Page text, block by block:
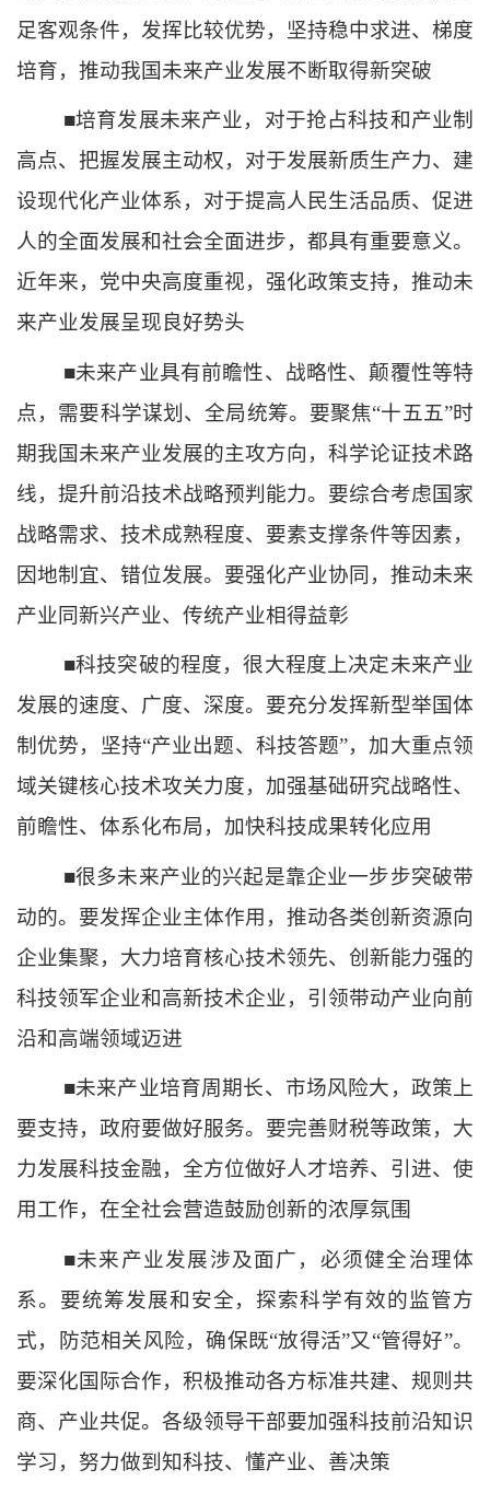
足客观条件，发挥比较优势，坚持稳中求进、梯度
培育，推动我国未来产业发展不断取得新突破
■培育发展未来产业，对于抢占科技和产业制
高点、把握发展主动权，对于发展新质生产力、建
设现代化产业体系，对于提高人民生活品质、促进
人的全面发展和社会全面进步，都具有重要意义。
近年来，党中央高度重视，强化政策支持，推动未
来产业发展呈现良好势头
■未来产业具有前瞻性、战略性、颠覆性等特
点，需要科学谋划、全局统筹。要聚焦“十五五”时
期我国未来产业发展的主攻方向，科学论证技术路
线，提升前沿技术战略预判能力。要综合考虑国家
战略需求、技术成熟程度、要素支撑条件等因素，
因地制宜、错位发展。要强化产业协同，推动未来
产业同新兴产业、传统产业相得益彰
■科技突破的程度，很大程度上决定未来产业
发展的速度、广度、深度。要充分发挥新型举国体
制优势，坚持“产业出题、科技答题”，加大重点领
域关键核心技术攻关力度，加强基础研究战略性、
前瞻性、体系化布局，加快科技成果转化应用
■很多未来产业的兴起是靠企业一步步突破带
动的。要发挥企业主体作用，推动各类创新资源向
企业集聚，大力培育核心技术领先、创新能力强的
科技领军企业和高新技术企业，引领带动产业向前
沿和高端领域迈进
■未来产业培育周期长、市场风险大，政策上
要支持，政府要做好服务。要完善财税等政策，大
力发展科技金融，全方位做好人才培养、引进、使
用工作，在全社会营造鼓励创新的浓厚氛围
■未来产业发展涉及面广，必须健全治理体
系。要统筹发展和安全，探索科学有效的监管方
式，防范相关风险，确保既“放得活”又“管得好”。
要深化国际合作，积极推动各方标准共建、规则共
商、产业共促。各级领导干部要加强科技前沿知识
学习，努力做到知科技、懂产业、善决策